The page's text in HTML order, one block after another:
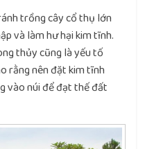
trồng cây cổ thụ lớn
và làm hư hại kim tĩnh.
thủy cũng là yếu tố
rằng nên đặt kim tĩnh
vào núi để đạt thế đất